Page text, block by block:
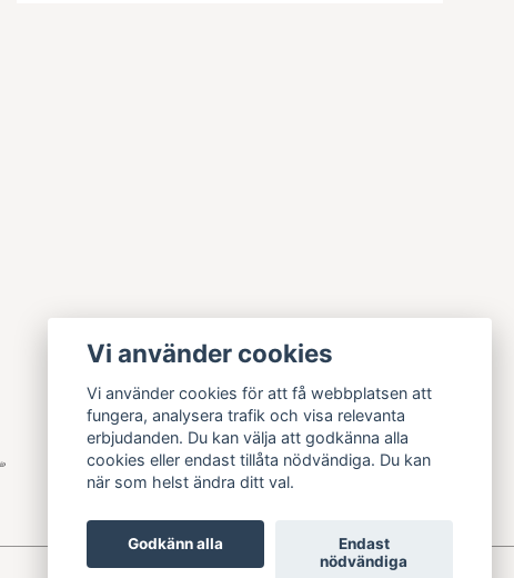
Vi använder cookies
Vi använder cookies för att få webbplatsen att
fungera, analysera trafik och visa relevanta
erbjudanden. Du kan välja att godkänna alla
cookies eller endast tillåta nödvändiga. Du kan
när som helst ändra ditt val.
Godkänn alla
Endast
nödvändiga